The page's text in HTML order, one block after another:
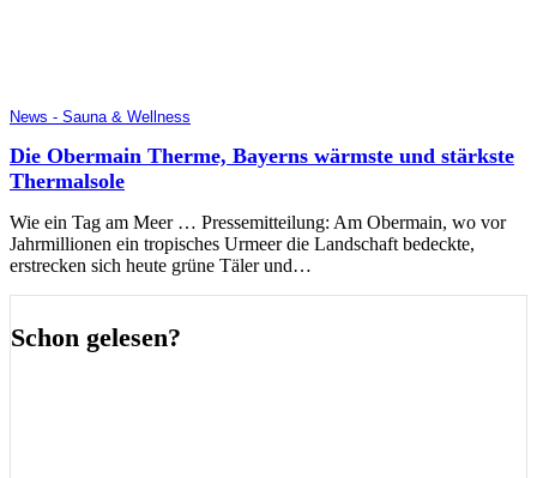
News - Sauna & Wellness
Die Obermain Therme, Bayerns wärmste und stärkste
Thermalsole
Wie ein Tag am Meer … Pressemitteilung: Am Obermain, wo vor
Jahrmillionen ein tropisches Urmeer die Landschaft bedeckte,
erstrecken sich heute grüne Täler und…
Schon gelesen?